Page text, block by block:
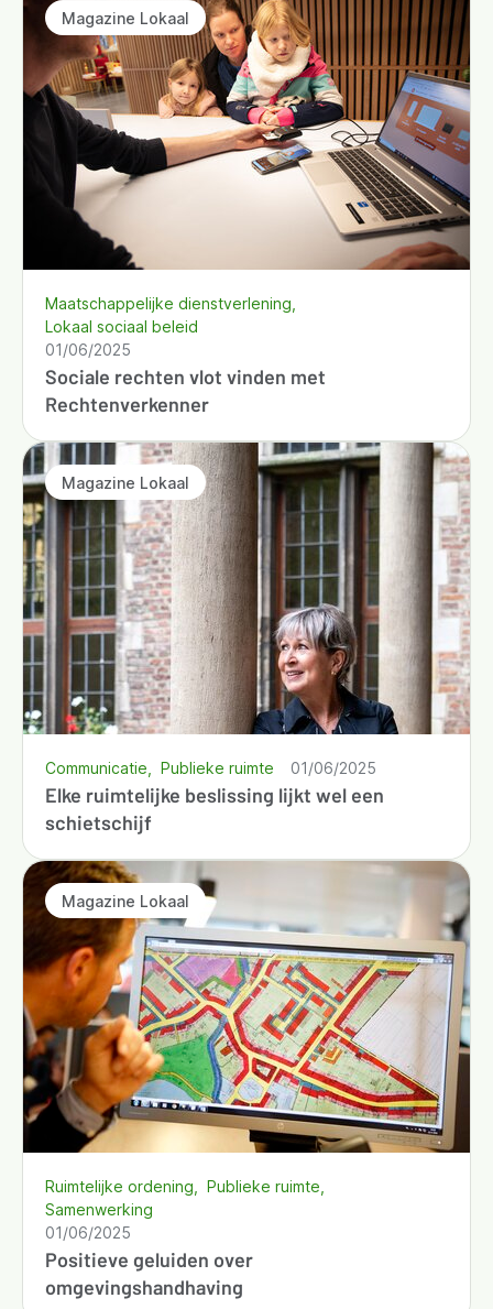
Magazine Lokaal
Sociale rechten vlot vinden met
Rechtenverkenner
Maatschappelijke dienstverlening
Lokaal sociaal beleid
01/06/2025
Magazine Lokaal
Elke ruimtelijke beslissing lijkt wel een
schietschijf
Communicatie Publieke ruimte 01/06/2025
Magazine Lokaal
Positieve geluiden over
omgevingshandhaving
Ruimtelijke ordening
Publieke ruimte
Samenwerking
01/06/2025